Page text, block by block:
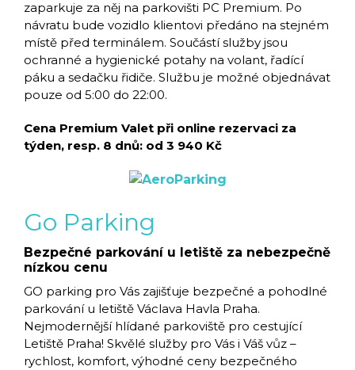
zaparkuje za něj na parkovišti PC Premium. Po
návratu bude vozidlo klientovi předáno na stejném
místě před terminálem. Součástí služby jsou
ochranné a hygienické potahy na volant, řadící
páku a sedačku řidiče. Službu je možné objednávat
pouze od 5:00 do 22:00.
Cena Premium Valet při online rezervaci za
týden, resp. 8 dnů: od 3 940 Kč
Go Parking
Bezpečné parkování u letiště za nebezpečně
nízkou cenu
GO parking pro Vás zajišťuje bezpečné a pohodlné
parkování u letiště Václava Havla Praha.
Nejmodernější hlídané parkoviště pro cestující
Letiště Praha! Skvělé služby pro Vás i Váš vůz –
rychlost, komfort, výhodné ceny bezpečného